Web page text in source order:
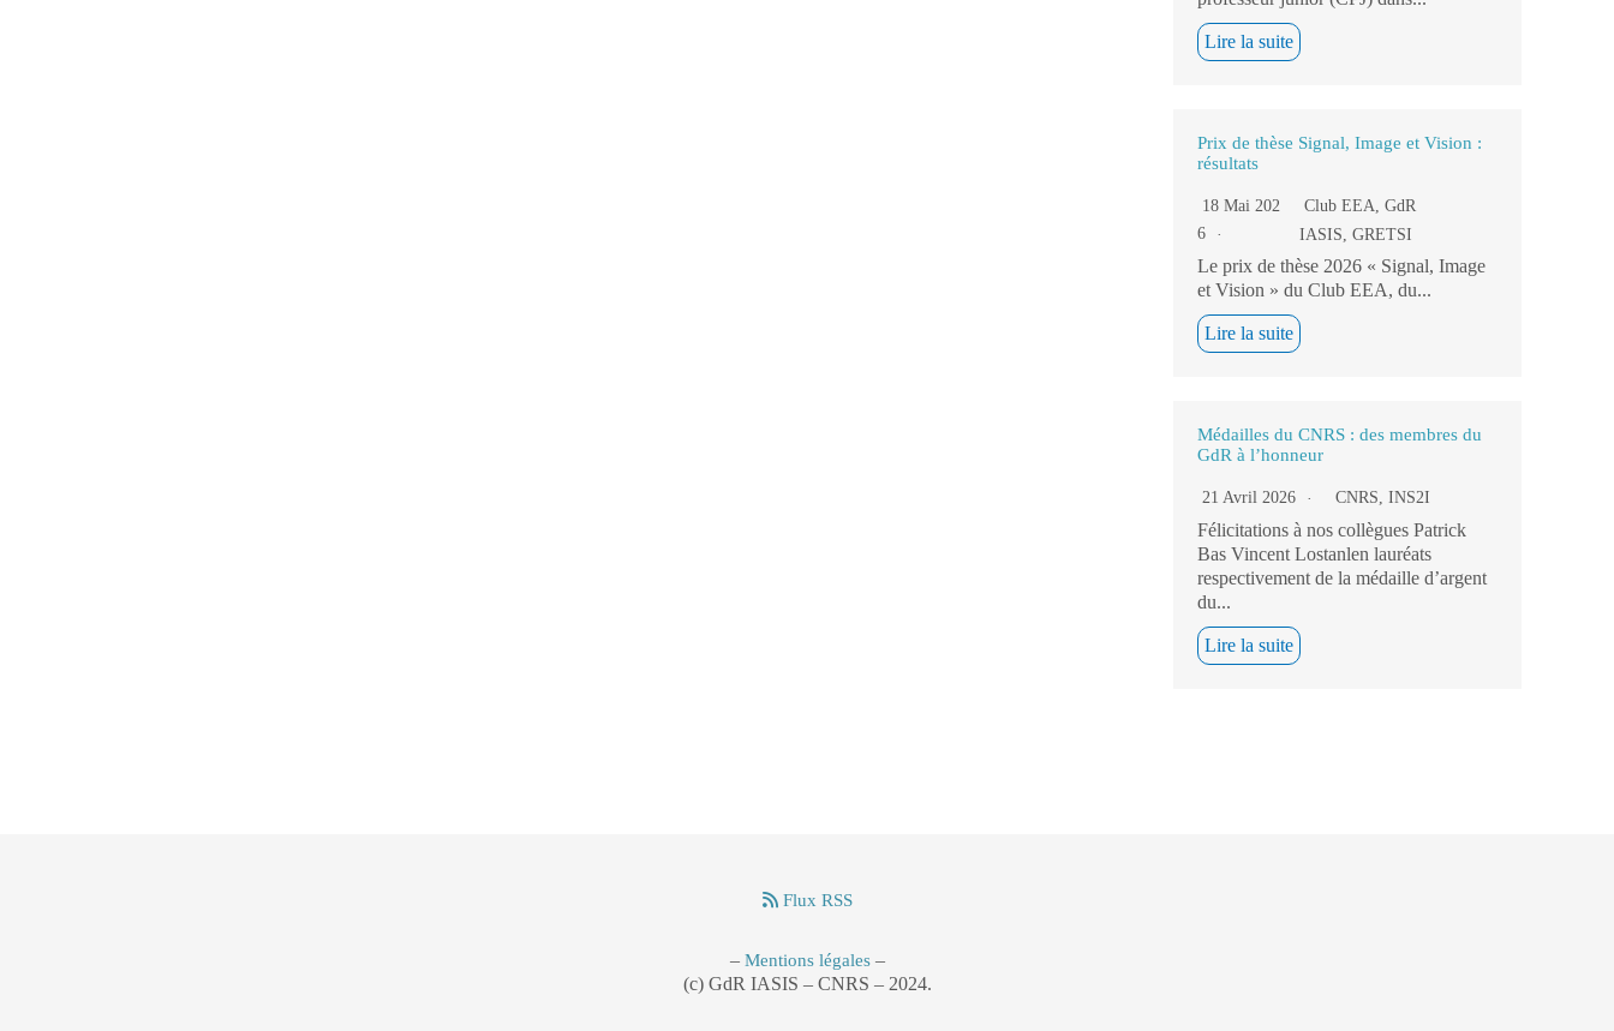
Lire la suite
Prix de thèse Signal, Image et Vision :
résultats
18 Mai 202
6
Club EEA,GdR
IASIS,GRETSI
Le prix de thèse 2026 « Signal, Image
et Vision » du Club EEA, du...
Lire la suite
Médailles du CNRS : des membres du
GdR à l’honneur
21 Avril 2026 CNRS, INS2I
Félicitations à nos collègues Patrick
Bas Vincent Lostanlen lauréats
respectivement de la médaille d’argent
du...
Lire la suite
Flux RSS
– Mentions légales–
(c) GdR IASIS – CNRS – 2024.